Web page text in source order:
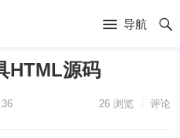
导航
HTML源码
26浏览 评论